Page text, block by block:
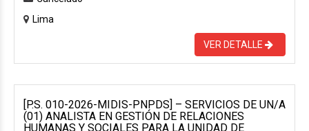
Lima
VER DETALLE
[P.S. 010-2026-MIDIS-PNPDS] – SERVICIOS DE UN/A
(01) ANALISTA EN GESTIÓN DE RELACIONES
HUMANAS Y SOCIALES PARA LA UNIDAD DE